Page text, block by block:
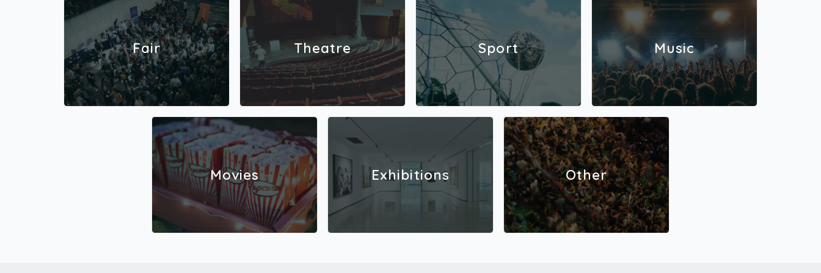
K-18*Allergiat ja erityisruokavaliot huomioidaan.** VIP-tuote j
a -passi luovutetaan tapahtumapaikalla, eikä niitä ole mahdol
lista toimittaa postitse.Buffet-illallisen aikataulu tiedotetaan m
yöhemmin. Shampoota VIP -lipun ostajille lähetetään infokirj
e ja tiedustelu allergioista ja erityisruokavalioista viimeistään
1 viikko ennen tapahtumaa. Muistathan tarkkailla myös roska
postikansiotasi. Lipunostajien yhteystiedot luovutetaan tapah
tumajärjestäjälle ja buffet-illallisen ravintoloitsijalle myöhemp
ää tapahtumaan liittyvää tiedottamista varten.Shampoota VIP
on myynnissä Lippu.fin verkkokaupassa ja puhelinpalveluss
a.Aamuun asti VIP (-S- / K-18)- Konserttilippu katsomosta A
3 (K-18), A1 (K-18), B1 (K-18), B3 (-S-) (numeroitu istumapaikk
a) tai pyörätuolipaikka A1-katsomosta (K-18) tai B2-katsomos
ta (-S-)- Eksklusiivinen VIP-tuote*- VIP-passi ja kaulanauha*-
Erillinen sisäänkäyntikaistaIkäraja: K-18 / -S-* VIP-tuote ja -p
assi luovutetaan tapahtumapaikalla, eikä niitä ole mahdollista
toimittaa postitse.VIP-lipun ostaneille lähetetään infokirje vii
meistään 4 vrk ennen tapahtumaa. Muistathan tarkkailla myö
s roskapostikansiotasi. Lipun ostajien yhteystiedot luovuteta
an tapahtumajärjestäjälle myöhempää tapahtumaan liittyvää
Fair Theatre Sport Music
Movies Exhibitions Other